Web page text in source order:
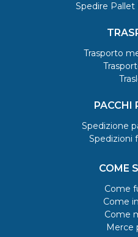
Spedire
Trasporto
PACCHI
Spedizione
Spedizioni
COME
Come
Come
Come
Merce